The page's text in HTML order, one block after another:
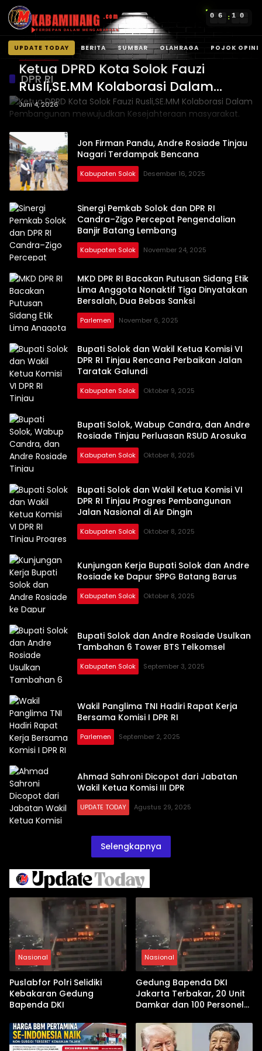
KABAMINANG .com
TERDEPAN DALAM MENGABARKAN
0 6 : 1 0
UPDATE TODAY BERITA SUMBAR OLAHRAGA POJOK OPINI
Langsung
konten
DPR RI
Solok Kota
Ketua DPRD Kota Solok Fauzi
Rusli,SE.MM Kolaborasi Dalam
Pembangunan mewujudkan
Kesejahteraan masyarakat.
Juni 4, 2026
Jon Firman Pandu, Andre Rosiade Tinjau
Nagari Terdampak Bencana
Kabupaten Solok Desember 16, 2025
Sinergi Pemkab Solok dan DPR RI
Candra–Zigo Percepat Pengendalian
Banjir Batang Lembang
Kabupaten Solok November 24, 2025
MKD DPR RI Bacakan Putusan Sidang Etik
Lima Anggota Nonaktif Tiga Dinyatakan
Bersalah, Dua Bebas Sanksi
Parlemen November 6, 2025
Bupati Solok dan Wakil Ketua Komisi VI
DPR RI Tinjau Rencana Perbaikan Jalan
Taratak Galundi
Kabupaten Solok Oktober 9, 2025
Bupati Solok, Wabup Candra, dan Andre
Rosiade Tinjau Perluasan RSUD Arosuka
Kabupaten Solok Oktober 8, 2025
Bupati Solok dan Wakil Ketua Komisi VI
DPR RI Tinjau Progres Pembangunan
Jalan Nasional di Air Dingin
Kabupaten Solok Oktober 8, 2025
Kunjungan Kerja Bupati Solok dan Andre
Rosiade ke Dapur SPPG Batang Barus
Kabupaten Solok Oktober 8, 2025
Bupati Solok dan Andre Rosiade Usulkan
Tambahan 6 Tower BTS Telkomsel
Kabupaten Solok September 3, 2025
Wakil Panglima TNI Hadiri Rapat Kerja
Bersama Komisi I DPR RI
Parlemen September 2, 2025
Ahmad Sahroni Dicopot dari Jabatan
Wakil Ketua Komisi III DPR
UPDATE TODAY Agustus 29, 2025
Selengkapnya
Nasional
Puslabfor Polri Selidiki
Kebakaran Gedung
Bapenda DKI
Nasional
Gedung Bapenda DKI
Jakarta Terbakar, 20 Unit
Damkar dan 100 Personel